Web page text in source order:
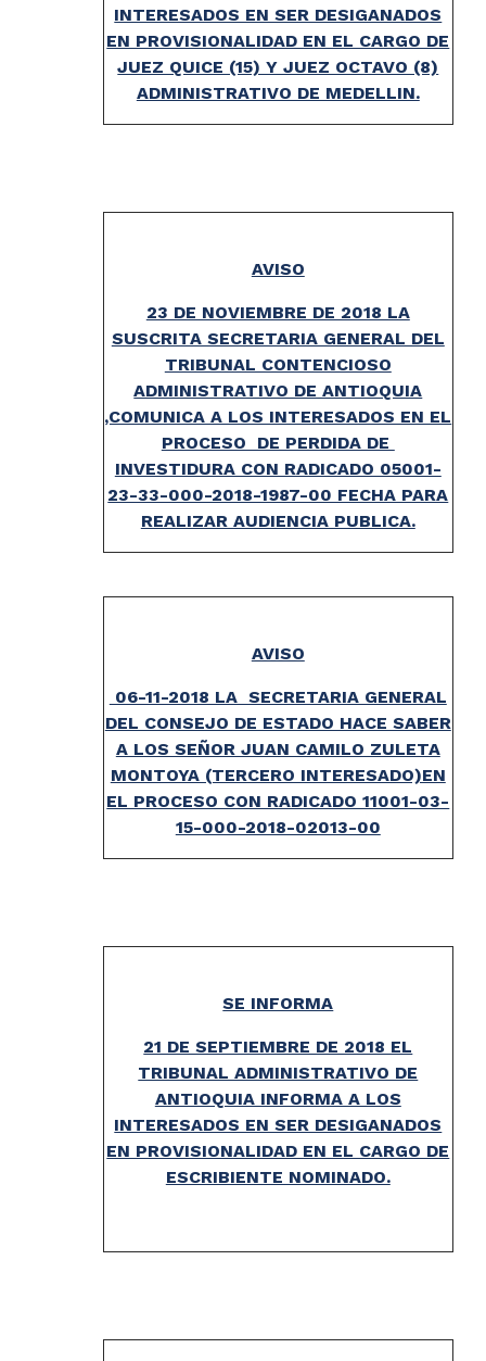
INTERESADOS EN SER DESIGANADOS
EN PROVISIONALIDAD EN EL CARGO DE
JUEZ QUICE (15) Y JUEZ OCTAVO (8)
ADMINISTRATIVO DE MEDELLIN.
AVISO
23 DE NOVIEMBRE DE 2018 LA
SUSCRITA SECRETARIA GENERAL DEL
TRIBUNAL CONTENCIOSO
ADMINISTRATIVO DE ANTIOQUIA
,COMUNICA A LOS INTERESADOS EN EL
PROCESO DE PERDIDA DE
INVESTIDURA CON RADICADO 05001-
23-33-000-2018-1987-00 FECHA PARA
REALIZAR AUDIENCIA PUBLICA.
AVISO
06-11-2018 LA SECRETARIA GENERAL
DEL CONSEJO DE ESTADO HACE SABER
A LOS SEÑOR JUAN CAMILO ZULETA
MONTOYA (TERCERO INTERESADO)EN
EL PROCESO CON RADICADO 11001-03-
15-000-2018-02013-00
SE INFORMA
21 DE SEPTIEMBRE DE 2018 EL
TRIBUNAL ADMINISTRATIVO DE
ANTIOQUIA INFORMA A LOS
INTERESADOS EN SER DESIGANADOS
EN PROVISIONALIDAD EN EL CARGO DE
ESCRIBIENTE NOMINADO.